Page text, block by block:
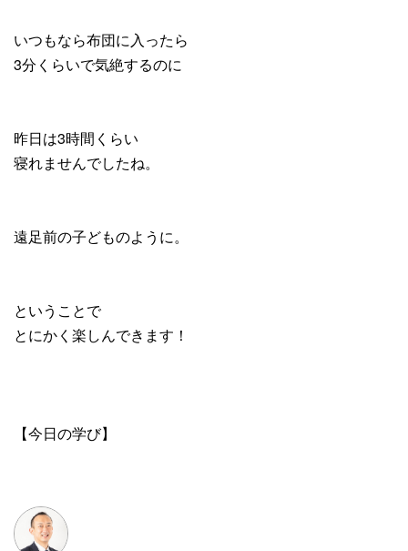
いつもなら布団に入ったら
3分くらいで気絶するのに
昨日は3時間くらい
寝れませんでしたね。
遠足前の子どものように。
ということで
とにかく楽しんできます！
【今日の学び】